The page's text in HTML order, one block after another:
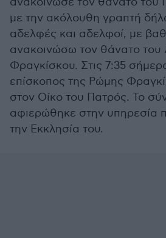
με την ακόλουθη γραπτή
αδελφές και αδελφοί, με
ανακοινώσω τον θάνατο του
Φραγκίσκου. Στις 7:35
επίσκοπος της Ρώμης
στον Οίκο του Πατρός. Το
αφιερώθηκε στην υπηρεσία
την Εκκλησία του.